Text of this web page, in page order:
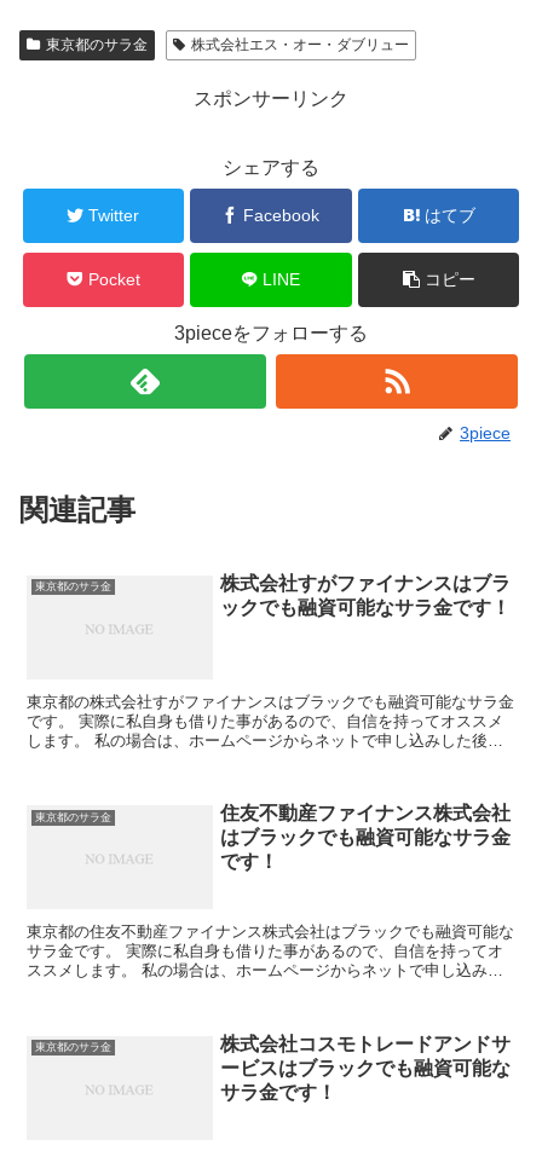
東京都のサラ金 株式会社エス・オー・ダブリュー
スポンサーリンク
シェアする
Twitter Facebook はてブ
Pocket LINE コピー
3pieceをフォローする
3piece
関連記事
東京都のサラ金
株式会社すがファイナンスはブラ
ックでも融資可能なサラ金です！
東京都の株式会社すがファイナンスはブラックでも融資可能なサラ金
です。 実際に私自身も借りた事があるので、自信を持ってオススメ
します。 私の場合は、ホームページからネットで申し込みした後に
東京都のサラ金
住友不動産ファイナンス株式会社
はブラックでも融資可能なサラ金
です！
東京都の住友不動産ファイナンス株式会社はブラックでも融資可能な
サラ金です。 実際に私自身も借りた事があるので、自信を持ってオ
ススメします。 私の場合は、ホームページからネットで申し込みし
東京都のサラ金
株式会社コスモトレードアンドサ
ービスはブラックでも融資可能な
サラ金です！